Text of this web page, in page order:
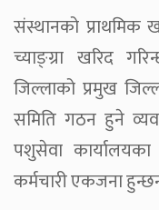
संस्थानको प्राथमिक
च्याङ्ग्रा खरिद
जिल्लाको प्रमुख
समिति गठन हुने
पशुसेवा
कर्मचारी एकजना